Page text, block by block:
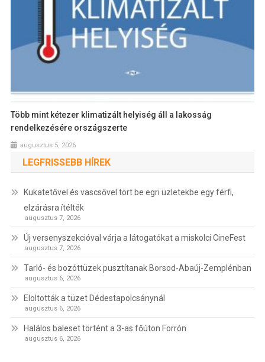
Több mint kétezer klimatizált helyiség áll a lakosság
rendelkezésére országszerte
augusztus 5, 2026
LEGFRISSEBB HÍREK
Kukatetővel és vascsővel tört be egri üzletekbe egy férfi,
elzárásra ítélték
augusztus 7, 2026
Új versenyszekcióval várja a látogatókat a miskolci CineFest
augusztus 7, 2026
Tarló- és bozóttüzek pusztítanak Borsod-Abaúj-Zemplénban
augusztus 6, 2026
Eloltották a tüzet Dédestapolcsánynál
augusztus 6, 2026
Halálos baleset történt a 3-as főúton Forrón
augusztus 6, 2026